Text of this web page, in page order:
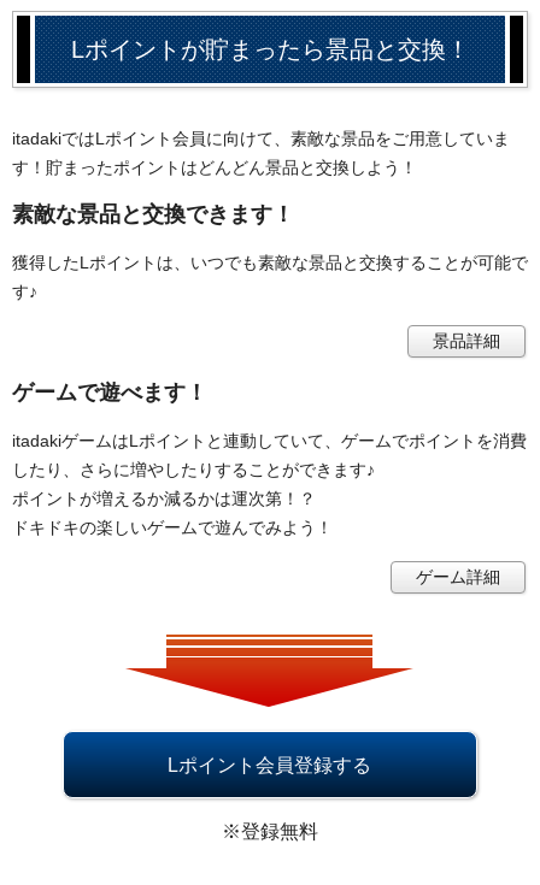
Lポイントが貯まったら景品と交換！
itadakiではLポイント会員に向けて、素敵な景品をご用意していま
す！貯まったポイントはどんどん景品と交換しよう！
素敵な景品と交換できます！
獲得したLポイントは、いつでも素敵な景品と交換することが可能で
す♪
景品詳細
ゲームで遊べます！
itadakiゲームはLポイントと連動していて、ゲームでポイントを消費
したり、さらに増やしたりすることができます♪
ポイントが増えるか減るかは運次第！？
ドキドキの楽しいゲームで遊んでみよう！
ゲーム詳細
Lポイント会員登録する
※登録無料